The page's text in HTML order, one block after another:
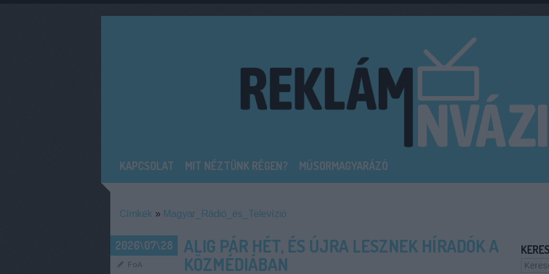
KAPCSOLAT MIT NÉZTÜNK RÉGEN? MŰSORMAGYARÁZÓ
Címkék » Magyar_Rádió_és_Televízió
2026\07\28
FoA
ALIG PÁR HÉT, ÉS ÚJRA LESZNEK HÍRADÓK A
KÖZMÉDIÁBAN